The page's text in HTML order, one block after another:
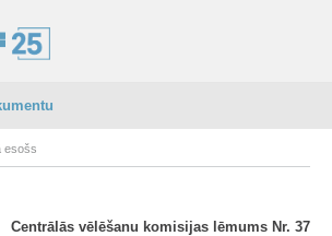
esošs
Centrālās vēlēšanu komisijas lēmums Nr. 37